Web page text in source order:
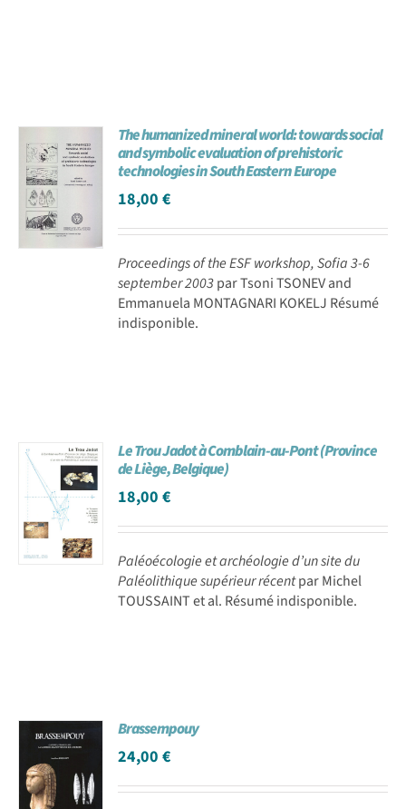
The humanized mineral world: towards social
and symbolic evaluation of prehistoric
technologies in South Eastern Europe
18,00€
Proceedings of the ESF workshop, Sofia 3-6
september 2003par Tsoni TSONEV and
Emmanuela MONTAGNARI KOKELJ Résumé
indisponible.
Le Trou Jadot à Comblain-au-Pont (Province
de Liège, Belgique)
18,00€
Paléoécologie et archéologie d’un site du
Paléolithique supérieur récentpar Michel
TOUSSAINT et al. Résumé indisponible.
Brassempouy
24,00€